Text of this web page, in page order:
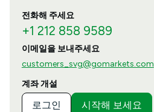
전화해 주세요
+1 212 858 9589
이메일을 보내주세요
customers_svg@gomarkets.com
계좌 개설
로그인 시작해 보세요